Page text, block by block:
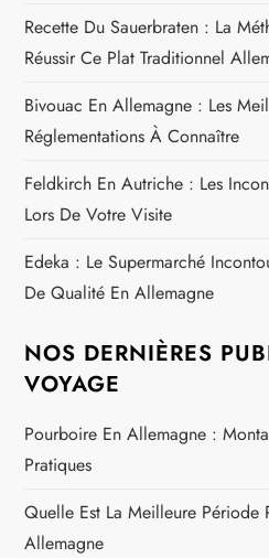
Recette Du Sauerbraten : La
Réussir Ce Plat Traditionnel
Bivouac En Allemagne : Les
Réglementations À Connaître
Feldkirch En Autriche : Les
Lors De Votre Visite
Edeka : Le Supermarché
De Qualité En Allemagne
NOS DERNIÈRES
VOYAGE
Pourboire En Allemagne :
Pratiques
Quelle Est La Meilleure Période
Allemagne